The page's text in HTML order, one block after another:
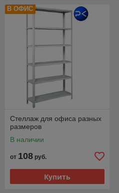
В ОФИС
Стеллаж для офиса разных
размеров
В наличии
от 108 руб.
Купить